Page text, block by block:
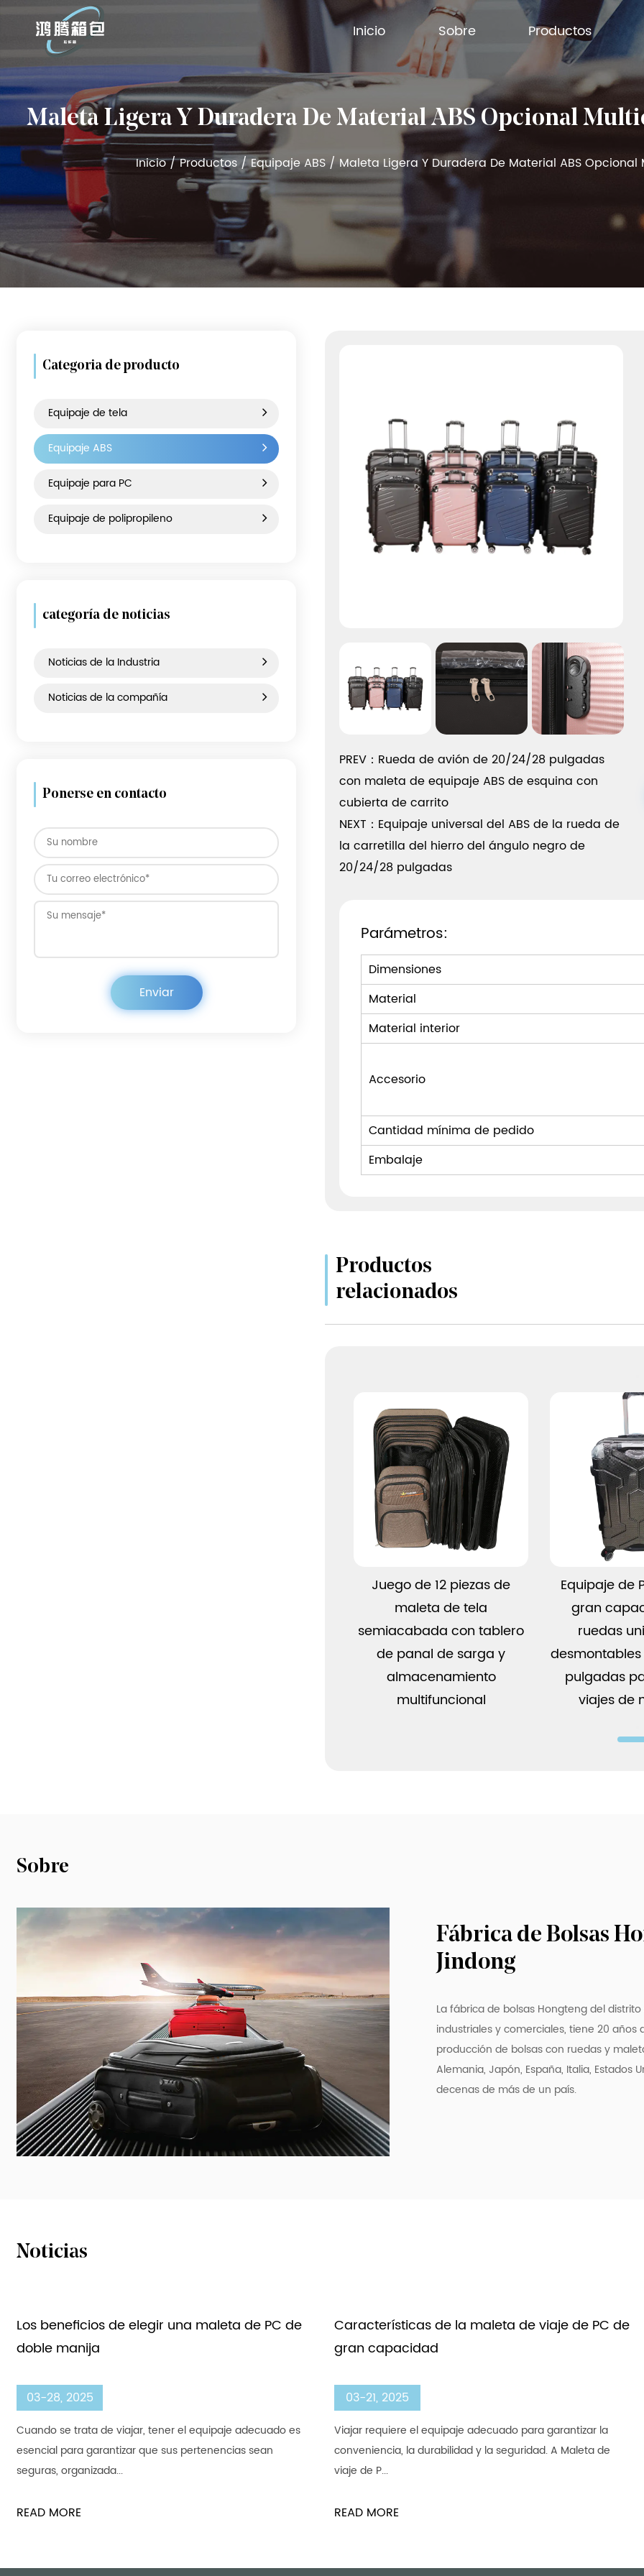
Inicio Sobre Productos
Maleta Ligera Y Duradera De Material ABS Opcional
Inicio/Productos/Equipaje ABS/Maleta Ligera Y Duradera De Material ABS
Categoria de producto
Equipaje de tela
Equipaje para PC
Noticias de la Industria
Noticias de la compañía
Ponerse en contacto
PREV：Rueda de avión de 20/24/28 pulgadas
con maleta de equipaje ABS de esquina con
cubierta de carrito
NEXT：Equipaje universal del ABS de la rueda de
la carretilla del hierro del ángulo negro de
20/24/28 pulgadas
Parámetros:
Dimensiones
Material
Material interior
Accesorio
Cantidad mínima de pedido
Embalaje
Productos
relacionados
Ver más
Juego de 12 piezas de
maleta de tela
semiacabada con tablero
de panal de sarga y
almacenamiento
multifuncional
Ver
Equipaje de
gran
ruedas
pulgadas
viajes de
Sobre
Fábrica de Bolsas
Jindong
La fábrica de bolsas Hongteng del
industriales y comerciales, tiene 20
producción de bolsas con ruedas y
Alemania, Japón, España, Italia, Estados
decenas de más de un país.
Noticias
Características de la maleta de viaje de PC de
gran capacidad
03-21, 2025
Viajar requiere el equipaje adecuado para garantizar la
conveniencia, la durabilidad y la seguridad. A Maleta de
viaje de P...
READ MORE
Ventajas de la maleta de tela de paneles de
panal
03-14, 2025
Proveedor de maleta de tela de tablero de panal
personalizado al por mayor Viajar requiere una maleta
confiable y duradera q...
READ MORE